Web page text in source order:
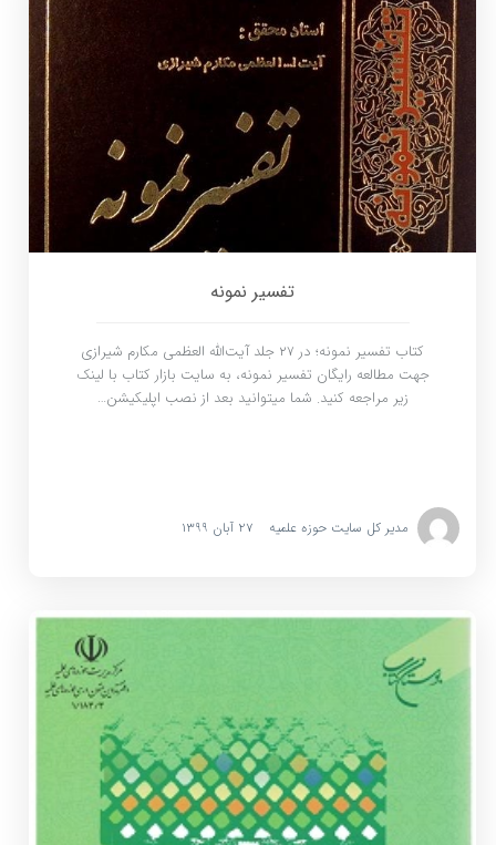
تفسیر نمونه
کتاب تفسیر نمونه؛ در ۲۷ جلد آیت‌الله العظمی مکارم شیرازی
جهت مطالعه رایگان تفسیر نمونه، به سایت بازار کتاب با لینک
زیر مراجعه کنید. شما میتوانید بعد از نصب اپلیکیشن…
مدیر کل سایت حوزه علمیه